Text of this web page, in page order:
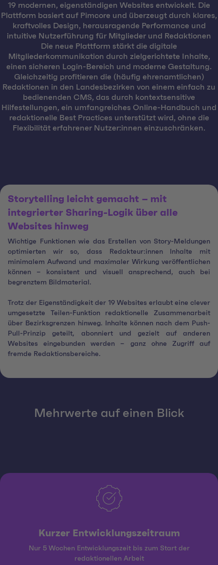
19 modernen, eigenständigen Websites entwickelt. Die
Plattform basiert auf Pimcore und überzeugt durch klares,
kraftvolles Design, herausragende Performance und
intuitive Nutzerführung für Mitglieder und Redaktionen
Die neue Plattform stärkt die digitale
Mitgliederkommunikation durch zielgerichtete Inhalte,
einen sicheren Login-Bereich und moderne Gestaltung.
Gleichzeitig profitieren die (häufig ehrenamtlichen)
Redaktionen in den Landesbezirken von einem einfach zu
bedienenden CMS, das durch kontextsensitive
Hilfestellungen, ein umfangreiches Online-Handbuch und
redaktionelle Best Practices unterstützt wird, ohne die
Flexibilität erfahrener Nutzer:innen einzuschränken.
Storytelling leicht gemacht – mit
integrierter Sharing-Logik über alle
Websites hinweg
Wichtige Funktionen wie das Erstellen von Story-Meldungen
optimierten wir so, dass Redakteur:innen Inhalte mit
minimalem Aufwand und maximaler Wirkung veröffentlichen
können – konsistent und visuell ansprechend, auch bei
begrenztem Bildmaterial.
Trotz der Eigenständigkeit der 19 Websites erlaubt eine clever
umgesetzte Teilen-Funktion redaktionelle Zusammenarbeit
über Bezirksgrenzen hinweg. Inhalte können nach dem Push-
Pull-Prinzip geteilt, abonniert und gezielt auf anderen
Websites eingebunden werden – ganz ohne Zugriff auf
fremde Redaktionsbereiche.
Mehrwerte auf einen Blick
Kurzer Entwicklungszeitraum
Nur 5 Wochen Entwicklungszeit bis zum Start der
redaktionellen Arbeit